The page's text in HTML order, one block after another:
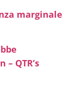
marginale
QTR’s